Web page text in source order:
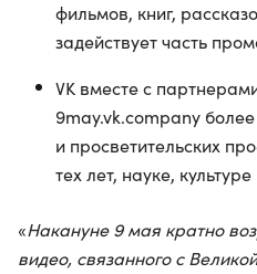
фильмов, книг,
задействует часть
VK вместе с
9may.vk.company
и просветительских
тех лет, науке,
«Накануне 9 мая кратно
видео, связанного с